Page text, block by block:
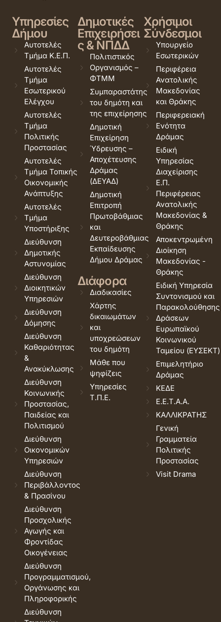
Υπηρεσίες
Δήμου
Αυτοτελές
Τμήμα Κ.Ε.Π.
Αυτοτελές
Τμήμα
Εσωτερικού
Ελέγχου
Αυτοτελές
Τμήμα
Πολιτικής
Προστασίας
Αυτοτελές
Τμήμα Τοπικής
Οικονομικής
Ανάπτυξης
Αυτοτελές
Τμήμα
Υποστήριξης
Διεύθυνση
Δημοτικής
Αστυνομίας
Διεύθυνση
Διοικητικών
Υπηρεσιών
Διεύθυνση
Δόμησης
Διεύθυνση
Καθαριότητας
&
Ανακύκλωσης
Διεύθυνση
Κοινωνικής
Προστασίας,
Παιδείας και
Πολιτισμού
Διεύθυνση
Οικονομικών
Υπηρεσιών
Διεύθυνση
Περιβάλλοντος
& Πρασίνου
Διεύθυνση
Προσχολικής
Αγωγής και
Φροντίδας
Οικογένειας
Διεύθυνση
Προγραμματισμού,
Οργάνωσης και
Πληροφορικής
Διεύθυνση
Δημοτικές
Επιχειρήσει
ς & ΝΠΔΔ
Πολιτιστικός
Οργανισμός –
ΦΤΜΜ
Συμπαραστάτης
του δημότη και
της επιχείρησης
Δημοτική
Επιχείρηση
Ύδρευσης –
Αποχέτευσης
Δράμας
(ΔΕΥΑΔ)
Δημοτική
Επιτροπή
Πρωτοβάθμιας
και
Δευτεροβάθμιας
Εκπαίδευσης
Δήμου Δράμας
Διάφορα
Διαδικασίες
Χάρτης
δικαιωμάτων
και
υποχρεώσεων
του δημότη
Μάθε που
ψηφίζεις
Υπηρεσίες
Τ.Π.Ε.
Χρήσιμοι
Σύνδεσμοι
Υπουργείο
Εσωτερικών
Περιφέρεια
Ανατολικής
Μακεδονίας
και Θράκης
Περιφερειακή
Ενότητα
Δράμας
Ειδική
Υπηρεσίας
Διαχείρισης
Ε.Π.
Περιφέρειας
Ανατολικής
Μακεδονίας &
Θράκης
Αποκεντρωμένη
Διοίκηση
Μακεδονίας -
Θράκης
Ειδική Υπηρεσία
Συντονισμού και
Παρακολούθησης
Δράσεων
Ευρωπαϊκού
Κοινωνικού
Ταμείου (ΕΥΣΕΚΤ)
Επιμελητήριο
Δράμας
ΚΕΔΕ
Ε.Ε.Τ.Α.Α.
ΚΑΛΛΙΚΡΑΤΗΣ
Γενική
Γραμματεία
Πολιτικής
Προστασίας
Visit Drama